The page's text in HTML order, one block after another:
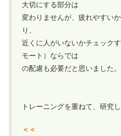
大切にする部分は
変わりませんが、疲れやすい
り、
近くに人がいないかチェック
モート）ならでは
の配慮も必要だと思いました。
トレーニングを重ねて、研究
＜＜